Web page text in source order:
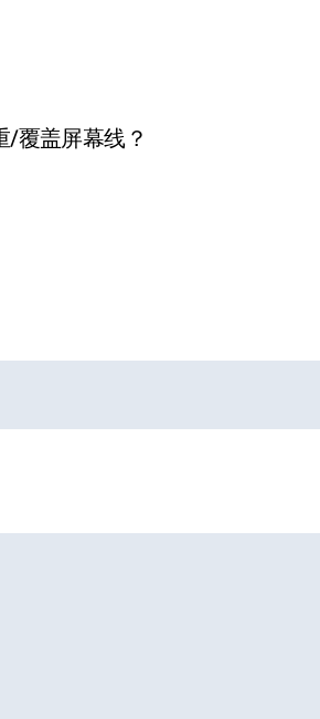
/覆盖屏幕线？